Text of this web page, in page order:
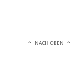
NACH OBEN